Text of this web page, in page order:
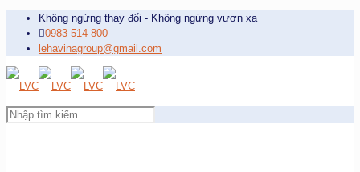
Không ngừng thay đổi - Không ngừng vươn xa
0983 514 800
lehavinagroup@gmail.com